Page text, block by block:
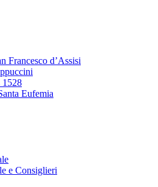
Francesco d’Assisi
1528
Eufemia
e Consiglieri